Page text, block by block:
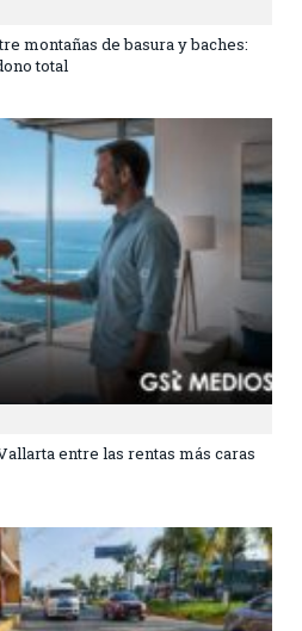
montañas de basura y baches:
total
entre las rentas más caras